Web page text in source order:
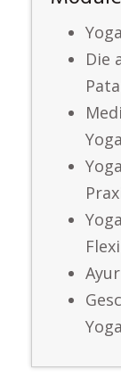
Die
Yoga
Yoga